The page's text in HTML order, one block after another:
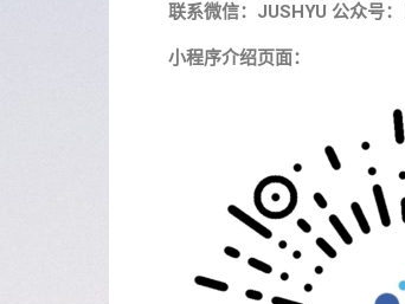
联系微信：JUSHYU 公众号
小程序介绍页面：